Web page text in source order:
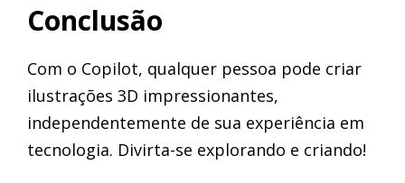
Conclusão
Com o Copilot, qualquer pessoa pode criar
ilustrações 3D impressionantes,
independentemente de sua experiência em
tecnologia. Divirta-se explorando e criando!